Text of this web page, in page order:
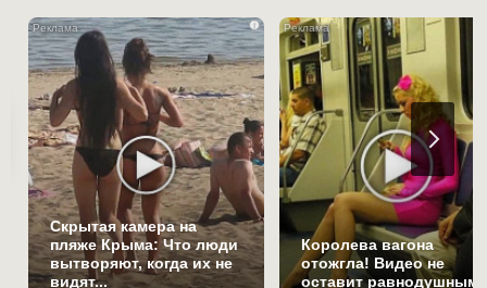
i
Скрытая камера на
пляже Крыма: Что люди
вытворяют, когда их не
видят...
Королева вагона
отожгла! Видео не
оставит равнодушным